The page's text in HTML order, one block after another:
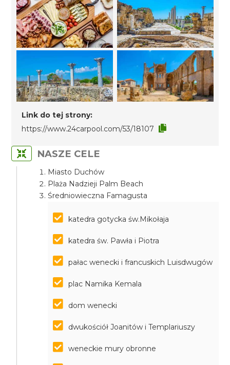
Link do tej strony:
https://www.24carpool.com/53/18107
NASZE CELE
Miasto Duchów
Plaża Nadzieji Palm Beach
Średniowieczna Famagusta
katedra gotycka św.Mikołaja
katedra św. Pawła i Piotra
pałac wenecki i francuskich Luisdwugów
plac Namika Kemala
dom wenecki
dwukościół Joanitów i Templariuszy
weneckie mury obronne